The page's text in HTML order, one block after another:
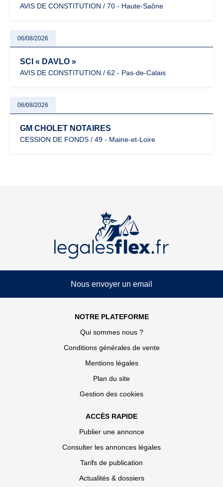
AVIS DE CONSTITUTION / 70 - Haute-Saône
06/08/2026
SCI « DAVLO »
AVIS DE CONSTITUTION / 62 - Pas-de-Calais
06/08/2026
GM CHOLET NOTAIRES
CESSION DE FONDS / 49 - Maine-et-Loire
Nous envoyer un email
NOTRE PLATEFORME
Qui sommes nous ?
Conditions générales de vente
Mentions légales
Plan du site
Gestion des cookies
ACCÈS RAPIDE
Publier une annonce
Consulter les annonces légales
Tarifs de publication
Actualités & dossiers